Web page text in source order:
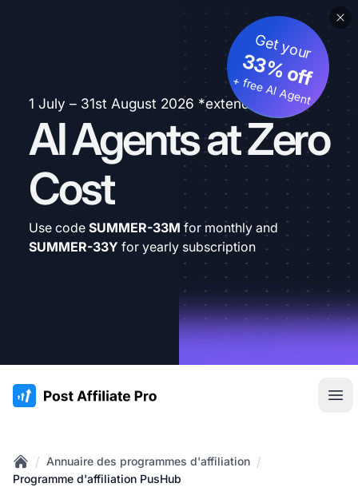
1 July – 31st August 2026 *extended
AI Agents at Zero
Cost
Get your
33% off
+ free AI Agent
Use code SUMMER-33M for monthly and
SUMMER-33Y for yearly subscription
:site.title
Home
/ Annuaire des programmes d'affiliation /
Programme d'affiliation PusHub